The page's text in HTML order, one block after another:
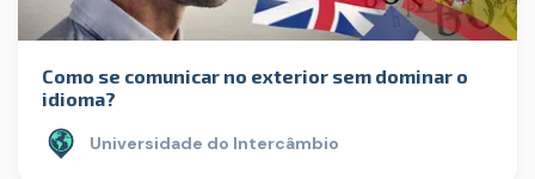
Como se comunicar no exterior sem dominar o
idioma?
Universidade do Intercâmbio